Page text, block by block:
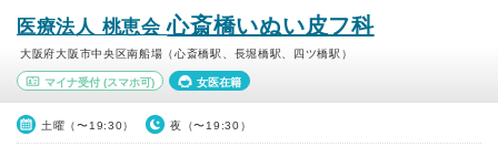
医療法人 桃恵会心斎橋いぬい皮フ科
大阪府大阪市中央区南船場（心斎橋駅、長堀橋駅、四ツ橋駅）
マイナ受付 (スマホ可) 女医在籍
土曜（〜19:30） 夜（〜19:30）